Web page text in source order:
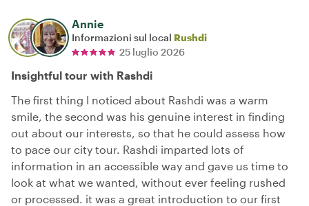
Annie
Informazioni sul local Rushdi
25 luglio 2026
Insightful tour with Rashdi
The first thing I noticed about Rashdi was a warm
smile, the second was his genuine interest in finding
out about our interests, so that he could assess how
to pace our city tour. Rashdi imparted lots of
information in an accessible way and gave us time to
look at what we wanted, without ever feeling rushed
or processed. it was a great introduction to our first